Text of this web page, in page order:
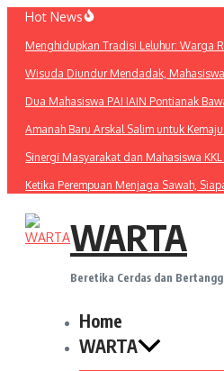
Lewati
konten
Hot News
Menghidupkan Tradisi Leluhur: Warga
Wisuda Diundur Mendadak,
Dua Mahasiswa PAI IAIN Pontianak
Amanah Baru Arskal Salim untuk
Sinergi Masyarakat dan Mahasiswa
Ketika Perempuan Menjaga Sawah,
WARTA
Beretika Cerdas dan
Home
WARTA